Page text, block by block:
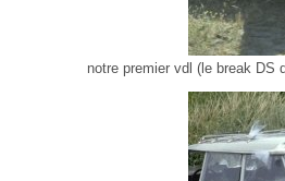
notre premier vdl (le break DS